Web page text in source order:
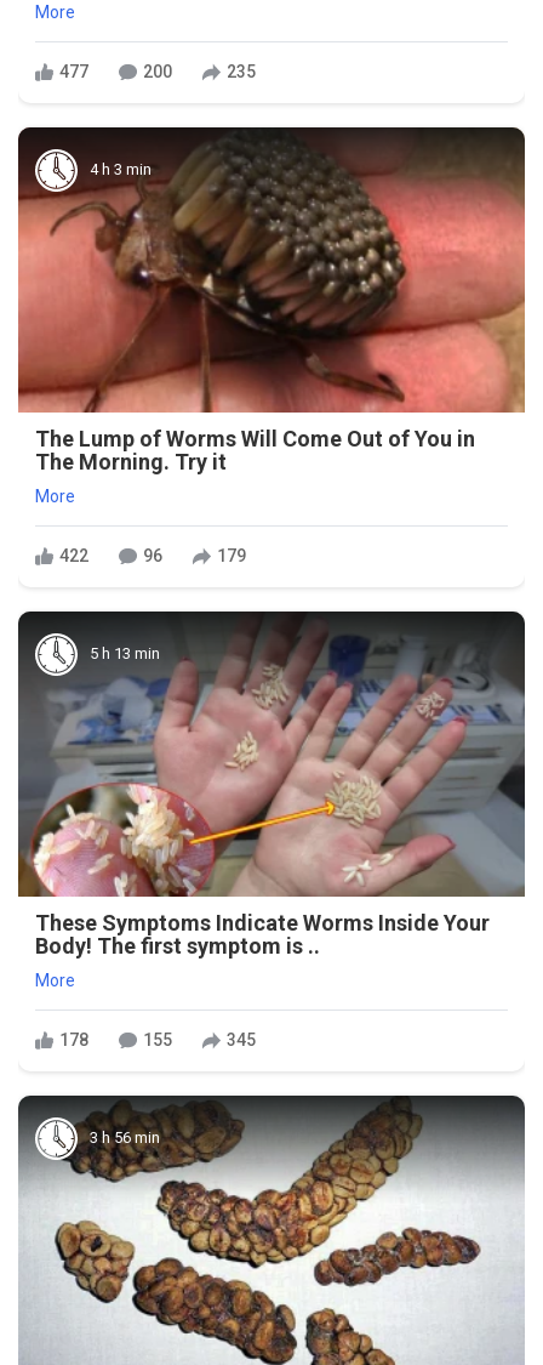
More
477 200 235
4 h 3 min
The Lump of Worms Will Come Out of You in
The Morning. Try it
More
422 96 179
5 h 13 min
These Symptoms Indicate Worms Inside Your
Body! The first symptom is ..
More
178 155 345
3 h 56 min